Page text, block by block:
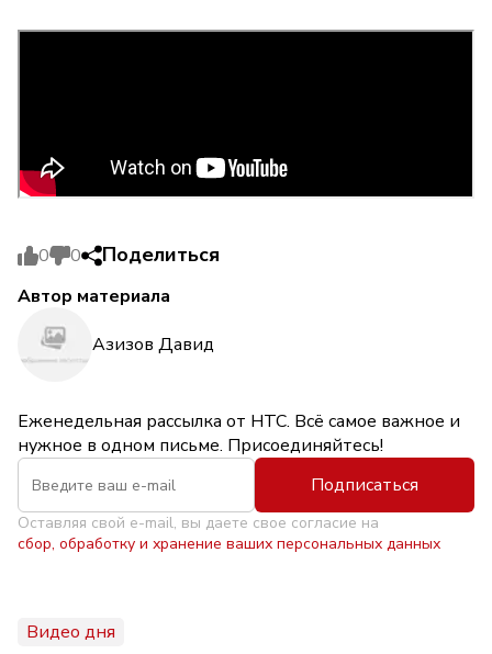
0 0 Поделиться
Автор материала
Азизов Давид
Еженедельная рассылка от НТС. Всё самое важное и
нужное в одном письме. Присоединяйтесь!
Подписаться
Оставляя свой e-mail, вы даете свое согласие на
сбор, обработку и хранение ваших персональных данных
Видео дня